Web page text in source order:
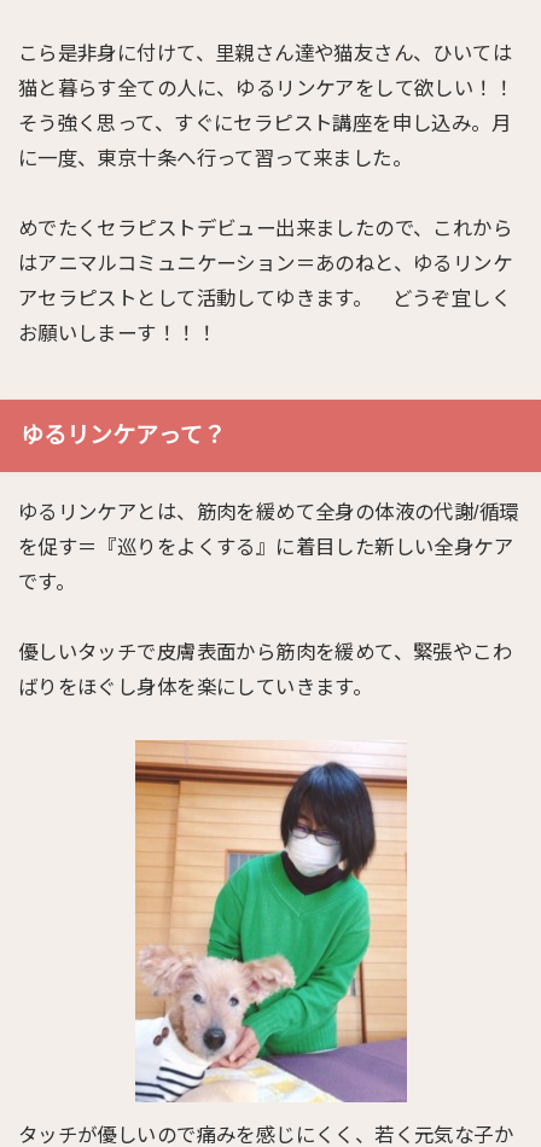
こら是非身に付けて、里親さん達や猫友さん、ひいては
猫と暮らす全ての人に、ゆるリンケアをして欲しい！！
そう強く思って、すぐにセラピスト講座を申し込み。月
に一度、東京十条へ行って習って来ました。
めでたくセラピストデビュー出来ましたので、これから
はアニマルコミュニケーション＝あのねと、ゆるリンケ
アセラピストとして活動してゆきます。 どうぞ宜しく
お願いしまーす！！！
ゆるリンケアって？
ゆるリンケアとは、筋肉を緩めて全身の体液の代謝/循環
を促す＝『巡りをよくする』に着目した新しい全身ケア
です。
優しいタッチで皮膚表面から筋肉を緩めて、緊張やこわ
ばりをほぐし身体を楽にしていきます。
タッチが優しいので痛みを感じにくく、若く元気な子か